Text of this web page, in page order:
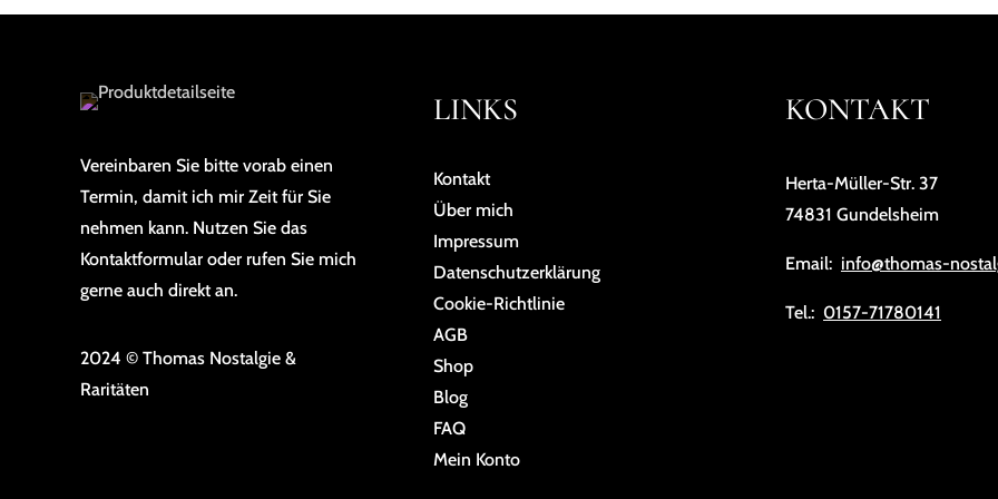
Vereinbaren Sie bitte vorab einen
Termin, damit ich mir Zeit für Sie
nehmen kann. Nutzen Sie das
Kontaktformular oder rufen Sie mich
gerne auch direkt an.
2024 © Thomas Nostalgie &
Raritäten
LINKS
Kontakt
Über mich
Impressum
Da­ten­schutz­er­klä­rung
Cookie-Richtlinie
AGB
Shop
Blog
FAQ
Mein Konto
KONTAKT
Herta-Müller-Str. 37
74831 Gundelsheim
Email: info@thomas-
Tel.: 0157-71780141